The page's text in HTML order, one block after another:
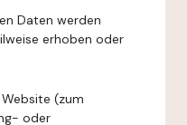
Daten werden
erhoben oder
(zum
oder